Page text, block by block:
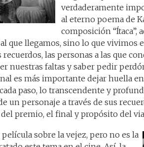
verdaderamente
al eterno poema de
composición “Ítaca”,
que llegamos, sino lo que vivimos
las personas a las que
nuestras faltas y saber pedir
es más importante dejar huella
paso, lo transcendente y
un personaje a través de sus
premio, el final y propósito del
película sobre la vejez, pero no es la